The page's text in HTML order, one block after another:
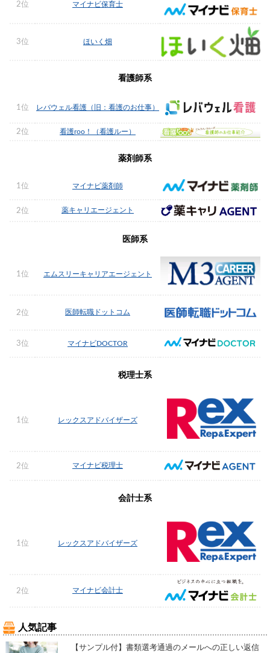
2位 マイナビ保育士
3位 ほいく畑
看護師系
1位 レバウェル看護（旧：看護のお仕事）
2位 看護roo！（看護ルー）
薬剤師系
1位 マイナビ薬剤師
2位 薬キャリエージェント
医師系
1位 エムスリーキャリアエージェント
2位 医師転職ドットコム
3位 マイナビDOCTOR
税理士系
1位 レックスアドバイザーズ
2位 マイナビ税理士
会計士系
1位 レックスアドバイザーズ
2位 マイナビ会計士
人気記事
【サンプル付】書類選考通過のメールへの正しい返信